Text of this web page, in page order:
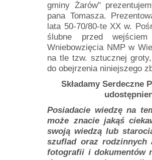
gminy Żarów"
pana Tomasza.
lata 50-70/80-te XX w.
ślubne przed
Wniebowzięcia NMP w
na tle tzw. sztucznej
do obejrzenia niniejszego
Składamy Serdeczne
Posiadacie wiedzę na
może znacie jakąś
swoją wiedzą lub
szuflad oraz rodzinnych
fotografii i dokumentów